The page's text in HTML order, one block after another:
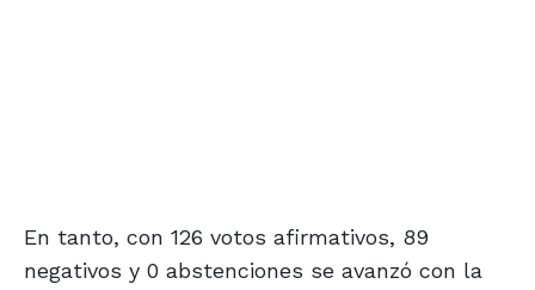
En tanto, con 126 votos afirmativos, 89
negativos y 0 abstenciones se avanzó con la